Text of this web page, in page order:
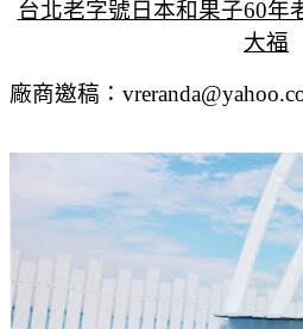
台北老字號日本和果子60年
大福
廠商邀稿：